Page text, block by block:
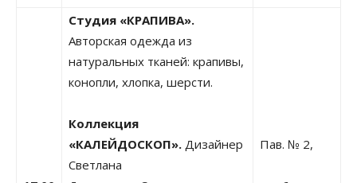
Студия «КРАПИВА».
Авторская одежда из
натуральных тканей: крапивы,
конопли, хлопка, шерсти.
Коллекция
«КАЛЕЙДОСКОП». Дизайнер
Светлана
Пав. № 2,